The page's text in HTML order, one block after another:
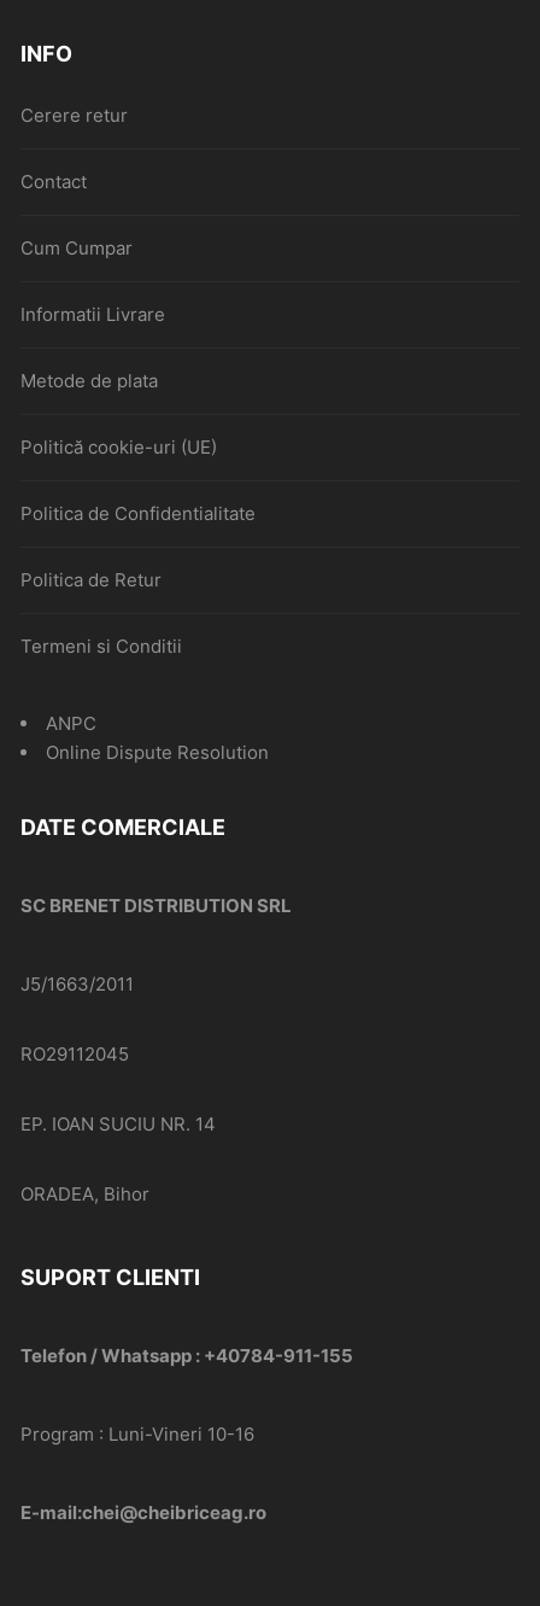
INFO
Cerere retur
Contact
Cum Cumpar
Informatii Livrare
Metode de plata
Politică cookie-uri (UE)
Politica de Confidentialitate
Politica de Retur
Termeni si Conditii
ANPC
Online Dispute Resolution
DATE COMERCIALE
SC BRENET DISTRIBUTION SRL
J5/1663/2011
RO29112045
EP. IOAN SUCIU NR. 14
ORADEA, Bihor
SUPORT CLIENTI
Telefon / Whatsapp : +40784-911-155
Program : Luni-Vineri 10-16
E-mail:chei@cheibriceag.ro